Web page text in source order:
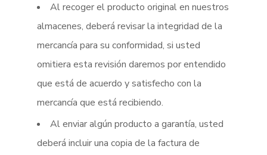
Al recoger el producto original en nuestros
almacenes, deberá revisar la integridad de la
mercancía para su conformidad, si usted
omitiera esta revisión daremos por entendido
que está de acuerdo y satisfecho con la
mercancía que está recibiendo.
Al enviar algún producto a garantía, usted
deberá incluir una copia de la factura de